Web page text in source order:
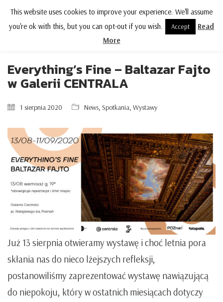
MENU
Everything’s Fine – Baltazar Fajto
w Galerii CENTRALA
1 sierpnia 2020 News, Spotkania, Wystawy
Już 13 sierpnia otwieramy wystawę i choć letnia pora
skłania nas do nieco lżejszych refleksji,
postanowiliśmy zaprezentować wystawę nawiązującą
do niepokoju, który w ostatnich miesiącach dotyczy
This website uses cookies to improve your experience. We'll assume
you're ok with this, but you can opt-out if you wish.
Accept
Read
More